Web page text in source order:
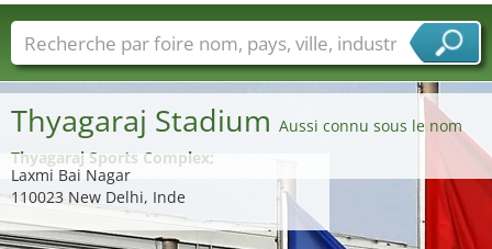
Thyagaraj Stadium Aussi connu sous le nom
Thyagaraj Sports Complex;
Laxmi Bai Nagar
110023 New Delhi, Inde
Foire noms Pays Villes
Secteurs de foire
Secteurs du fournisseur de services